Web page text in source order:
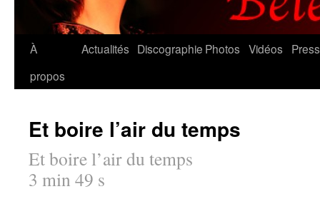
Aller
À
propos
Actualités Discographie Photos Vidéos
Et boire l’air du temps
Et boire l’air du temps
3 min 49 s